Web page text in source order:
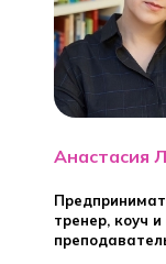
Анастасия
тренер, коуч и